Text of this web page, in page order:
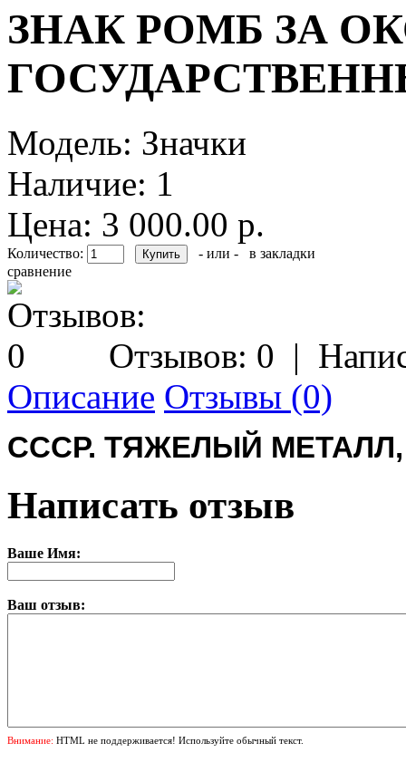
ЗНАК РОМБ ЗА
Модель: Значки
Наличие: 1
Цена: 3 000.00 р.
Количество: - или -
в закладки
сравнение
Отзывов: 0 |
Описание Отзывы (0)
СССР. ТЯЖЕЛЫЙ
Написать отзыв
Ваше Имя:
Ваш отзыв:
Внимание: HTML не поддерживается! Используйте обычный текст.